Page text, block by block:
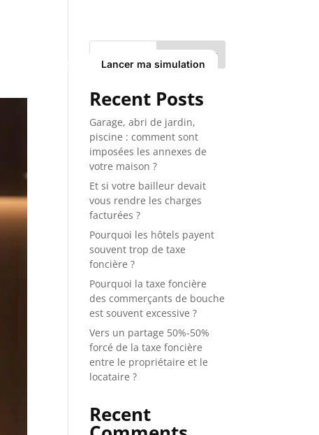
Prendre rendez-vous Lancer ma simulation
Rechercher
Recent Posts
Garage, abri de jardin,
piscine : comment sont
imposées les annexes de
votre maison ?
Et si votre bailleur devait
vous rendre les charges
facturées ?
Pourquoi les hôtels payent
souvent trop de taxe
foncière ?
Pourquoi la taxe foncière
des commerçants de bouche
est souvent excessive ?
Vers un partage 50%-50%
forcé de la taxe foncière
entre le propriétaire et le
locataire ?
Recent